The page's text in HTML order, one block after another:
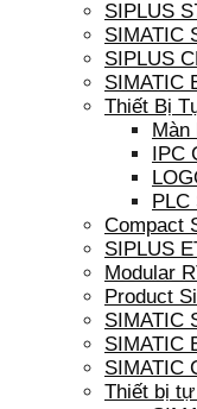
SIPLUS
SIMATIC
SIPLUS
SIMATIC
Thiết Bị
Màn
IPC
PLC
Compact
SIPLUS
Modular
Product
SIMATIC
SIMATIC
SIMATIC
Thiết bị